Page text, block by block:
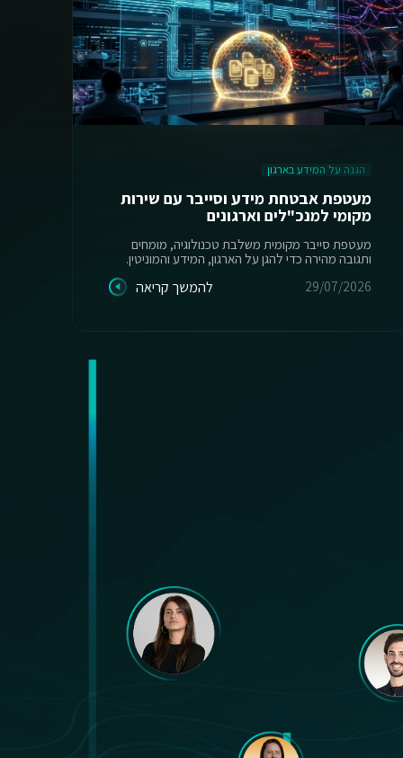
הגנה על המידע בארגון
מעטפת אבטחת מידע וסייבר עם שירות
מקומי למנכ"לים וארגונים
מעטפת סייבר מקומית משלבת טכנולוגיה, מומחים
ותגובה מהירה כדי להגן על הארגון, המידע והמוניטין.
29/07/2026
להמשך קריאה